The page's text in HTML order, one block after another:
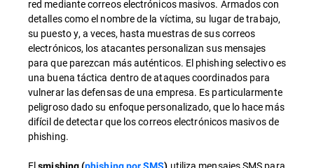
red mediante correos electrónicos masivos. Armados con
detalles como el nombre de la víctima, su lugar de trabajo,
su puesto y, a veces, hasta muestras de sus correos
electrónicos, los atacantes personalizan sus mensajes
para que parezcan más auténticos. El phishing selectivo es
una buena táctica dentro de ataques coordinados para
vulnerar las defensas de una empresa. Es particularmente
peligroso dado su enfoque personalizado, que lo hace más
difícil de detectar que los correos electrónicos masivos de
phishing.